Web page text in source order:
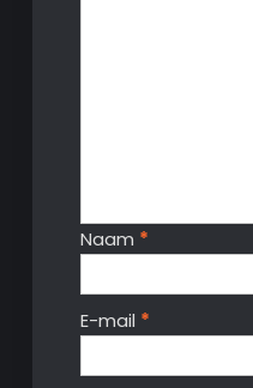
Naam *
E-mail *